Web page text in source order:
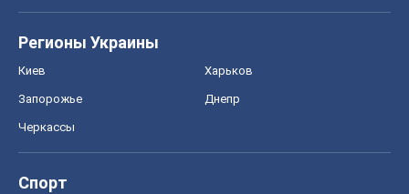
Регионы Украины
Киев Харьков
Запорожье Днепр
Черкассы
Спорт